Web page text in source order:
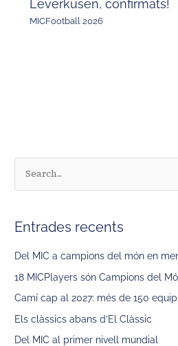
Leverkusen, confirmats!
MICFootball 2026
c
a
Entrades recents
Del MIC a campions del món en
18 MICPlayers són Campions del
Camí cap al 2027: més de 150
Els clàssics abans d’El Clàssic
Del MIC al primer nivell mundial